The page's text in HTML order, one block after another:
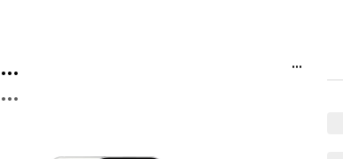
...
...
...